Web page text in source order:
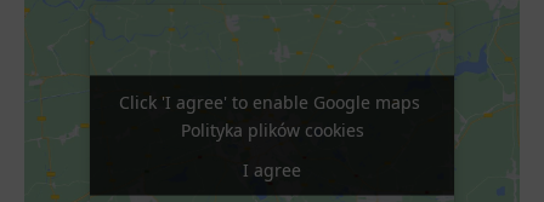
Click 'I agree' to enable Google maps
Polityka plików cookies
I agree
Click 'I agree' to enable Google maps
Polityka plików cookies
I agree